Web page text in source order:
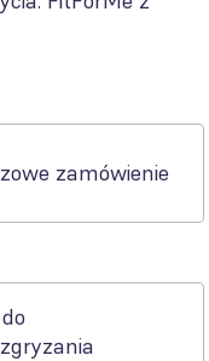
zamówienie